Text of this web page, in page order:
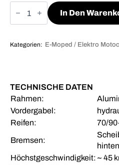
Talaria
XXX
In Den
Kategorien: E-Moped / Elektro
TECHNISCHE DATEN
Rahmen:
Vordergabel:
Reifen:
70/
Bremsen:
hinten
Höchstgeschwindigkeit: ~ 45